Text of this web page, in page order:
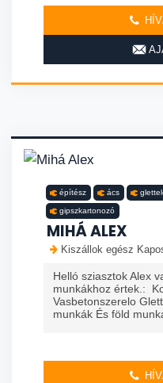
építész ács
gipszkartonozó
MIHÁ ALEX
Kiszállok egész
Helló sziasztok Alex
munkákhoz értek.:
Vasbetonszerelo
munkák És föld